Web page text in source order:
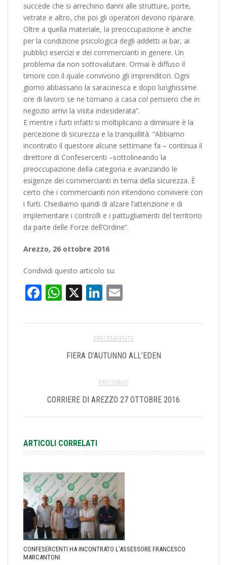
succede che si arrechino danni alle strutture, porte,
vetrate e altro, che poi gli operatori devono riparare.
Oltre a quella materiale, la preoccupazione è anche
per la condizione psicologica degli addetti ai bar, ai
pubblici esercizi e dei commercianti in genere. Un
problema da non sottovalutare. Ormai è diffuso il
timore con il quale convivono gli imprenditori. Ogni
giorno abbassano la saracinesca e dopo lunghissime
ore di lavoro se ne tornano a casa col pensiero che in
negozio arrivi la visita indesiderata”.
E mentre i furti infatti si moltiplicano a diminuire è la
percezione di sicurezza e la tranquillità. “Abbiamo
incontrato il questore alcune settimane fa – continua il
direttore di Confesercenti –sottolineando la
preoccupazione della categoria e avanzando le
esigenze dei commercianti in tema della sicurezza. È
certo che i commercianti non intendono convivere con
i furti. Chiediamo quindi di alzare l’attenzione e di
implementare i controlli e i pattugliamenti del territorio
da parte delle Forze dell’Ordine”.
Arezzo, 26 ottobre 2016
Condividi questo articolo su:
Facebook
WhatsApp
X LinkedIn
PRECENDENTE
FIERA D’AUTUNNO ALL’EDEN
PROSSIMO
CORRIERE DI AREZZO 27 OTTOBRE 2016
ARTICOLI CORRELATI
CONFESERCENTI HA INCONTRATO L’ASSESSORE FRANCESCO
MARCANTONI